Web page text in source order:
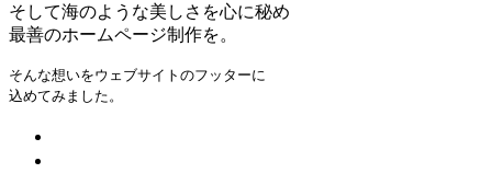
そして海のような美しさを心に秘め
最善のホームページ制作を。
そんな想いをウェブサイトのフッターに
込めてみました。